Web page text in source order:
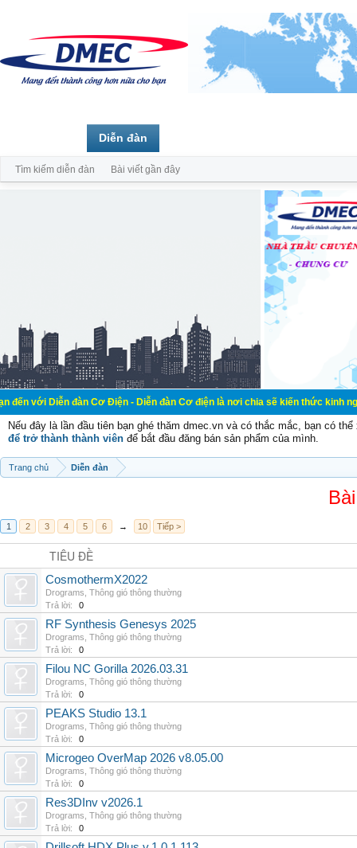
đàn Cơ Điện - Diễn đàn Cơ điện là nơi chia sẽ kiến thức kinh nghiệm
Nếu đây là lần đầu tiên bạn ghé thăm dmec.vn và có thắc mắc, bạn có
để trở thành thành viên để bắt đầu đăng bán sản phẩm của mình.
Trang chủ Diễn đàn
1 2 3 4 5 6 → 10 Tiếp >
TIÊU ĐỀ
CosmothermX2022
Drograms Thông gió thông thường
Trả lời:
0
RF Synthesis Genesys 2025
Drograms Thông gió thông thường
Trả lời:
0
Filou NC Gorilla 2026.03.31
Drograms Thông gió thông thường
Trả lời:
0
PEAKS Studio 13.1
Drograms Thông gió thông thường
Trả lời:
0
Microgeo OverMap 2026 v8.05.00
Drograms Thông gió thông thường
Trả lời:
0
Res3DInv v2026.1
Drograms Thông gió thông thường
Trả lời:
0
Diễn đàn
Tìm kiếm diễn đàn Bài viết gần đây